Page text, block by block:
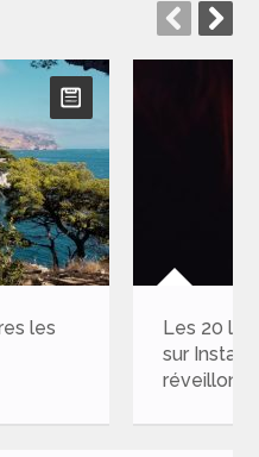
Les 20 lieux les
sur Instagram pour
réveillon du Nouvel